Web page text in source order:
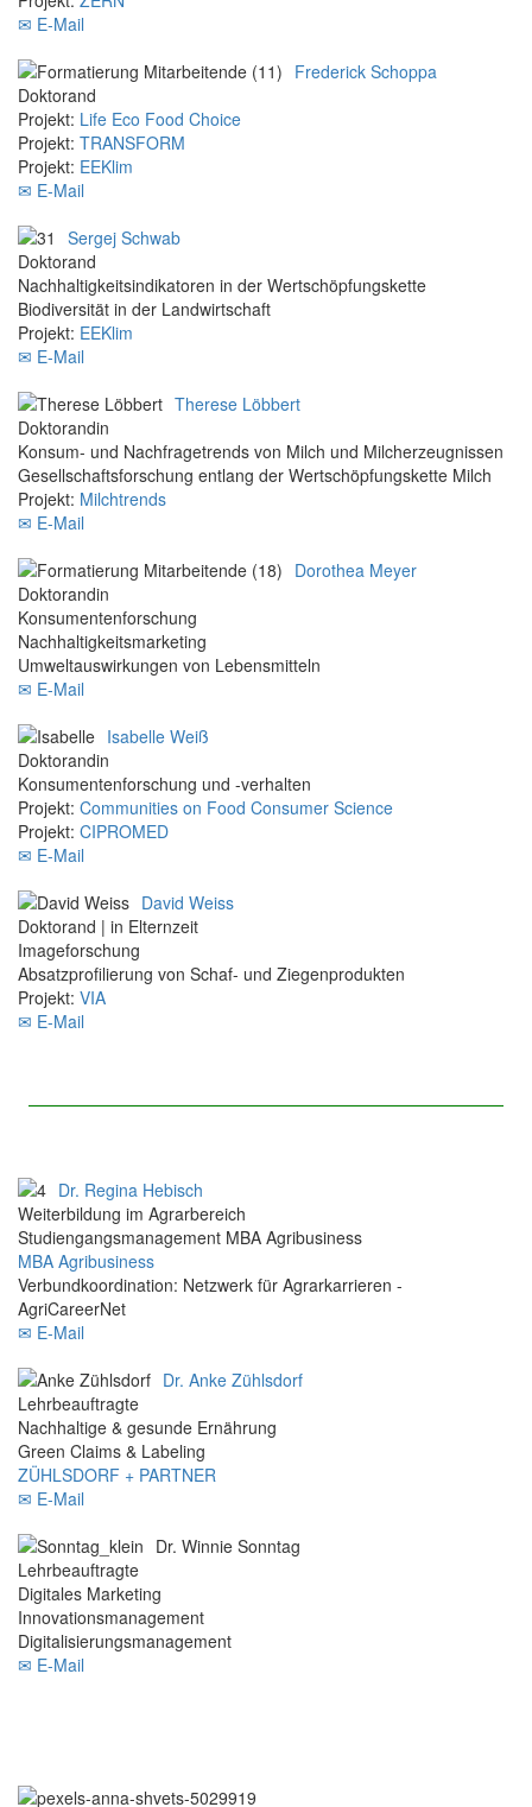
✉ E-Mail
Frederick Schoppa
Doktorand
Projekt: Life Eco Food Choice
Projekt: TRANSFORM
Projekt: EEKlim
✉ E-Mail
Sergej Schwab
Doktorand
Nachhaltigkeitsindikatoren in der Wertschöpfungskette
Biodiversität in der Landwirtschaft
Projekt: EEKlim
✉ E-Mail
Therese Löbbert
Doktorandin
Konsum- und Nachfragetrends von Milch und Milcherzeugnissen
Gesellschaftsforschung entlang der Wertschöpfungskette Milch
Projekt: Milchtrends
✉ E-Mail
Dorothea Meyer
Doktorandin
Konsumentenforschung
Nachhaltigkeitsmarketing
Umweltauswirkungen von Lebensmitteln
✉ E-Mail
Isabelle Weiß
Doktorandin
Konsumentenforschung und -verhalten
Projekt: Communities on Food Consumer Science
Projekt: CIPROMED
✉ E-Mail
David Weiss
Doktorand | in Elternzeit
Imageforschung
Absatzprofilierung von Schaf- und Ziegenprodukten
Projekt: VIA
✉ E-Mail
Dr. Regina Hebisch
Weiterbildung im Agrarbereich
Studiengangsmanagement MBA Agribusiness
MBA Agribusiness
Verbundkoordination: Netzwerk für Agrarkarrieren -
AgriCareerNet
✉ E-Mail
Dr. Anke Zühlsdorf
Lehrbeauftragte
Nachhaltige & gesunde Ernährung
Green Claims & Labeling
ZÜHLSDORF + PARTNER
✉ E-Mail
Dr. Winnie Sonntag
Lehrbeauftragte
Digitales Marketing
Innovationsmanagement
Digitalisierungsmanagement
✉ E-Mail